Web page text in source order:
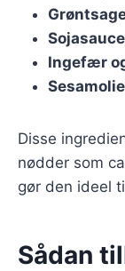
Sojasauce
Ingefær
Sesamolie
Disse
nødder som
gør den ideel
Sådan